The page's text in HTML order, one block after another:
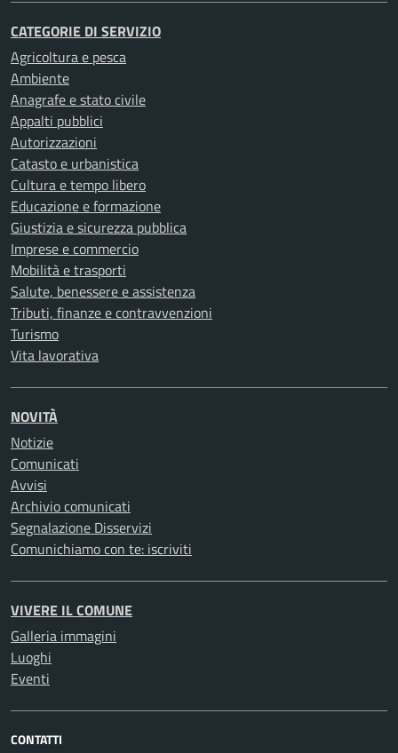
CATEGORIE DI SERVIZIO
Agricoltura e pesca
Ambiente
Anagrafe e stato civile
Appalti pubblici
Autorizzazioni
Catasto e urbanistica
Cultura e tempo libero
Educazione e formazione
Giustizia e sicurezza pubblica
Imprese e commercio
Mobilità e trasporti
Salute, benessere e assistenza
Tributi, finanze e contravvenzioni
Turismo
Vita lavorativa
NOVITÀ
Notizie
Comunicati
Avvisi
Archivio comunicati
Segnalazione Disservizi
Comunichiamo con te: iscriviti
VIVERE IL COMUNE
Galleria immagini
Luoghi
Eventi
CONTATTI